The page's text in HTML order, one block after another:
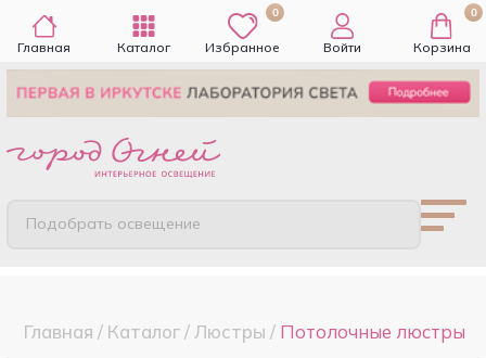
Главная Каталог
0
Избранное Войти
0
Корзина
Подобрать освещение
Главная / Каталог/ Люстры / Потолочные люстры